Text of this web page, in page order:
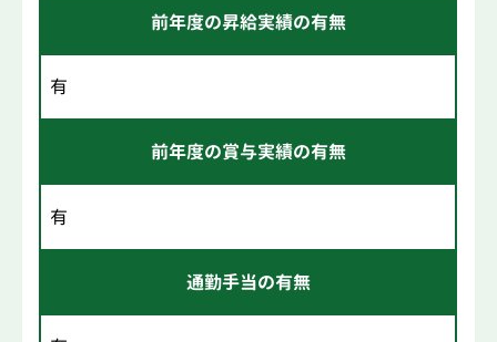
前年度の昇給実績の有無
有
前年度の賞与実績の有無
有
通勤手当の有無